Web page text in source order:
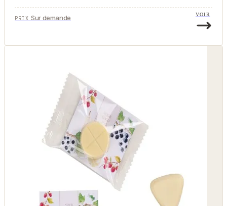
PRIX Sur demande VOIR